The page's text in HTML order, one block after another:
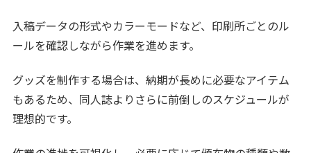
入稿データの形式やカラーモードなど、印刷所ごとのル
ールを確認しながら作業を進めます。
グッズを制作する場合は、納期が長めに必要なアイテム
もあるため、同人誌よりさらに前倒しのスケジュールが
理想的です。